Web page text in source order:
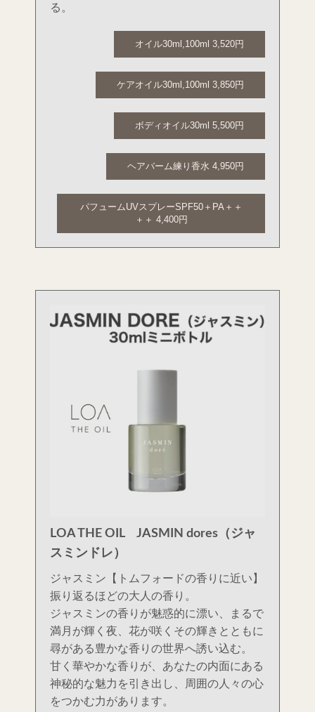
る。
オイル30ml,100ml 3,520円
ケアオイル30ml,100ml 3,850円
ボディオイル30ml 5,500円
ヘアバーム練り香水 4,950円
パフュームUVスプレーSPF50＋PA＋＋
＋＋ 4,400円
LOA THE OIL JASMIN dores（ジャ
スミンドレ）
ジャスミン【トムフォードの香りに近い】
振り返るほどの大人の香り。
ジャスミンの香りが魅惑的に漂い、まるで
満月が輝く夜、花が咲くその輝きとともに
尋がある豊かな香りの世界へ誘い込む。
甘く華やかな香りが、あなたの内面にある
神秘的な魅力を引き出し、周囲の人々の心
をつかむ力があります。